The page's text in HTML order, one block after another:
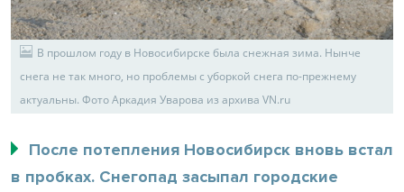
В прошлом году в Новосибирске была снежная зима. Нынче
снега не так много, но проблемы с уборкой снега по-прежнему
актуальны. Фото Аркадия Уварова из архива VN.ru
После потепления Новосибирск вновь встал
в пробках. Снегопад засыпал городские